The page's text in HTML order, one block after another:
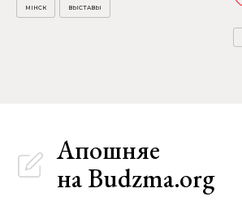
МІНСК ВЫСТАВЫ
Апошняе
на Budzma.org